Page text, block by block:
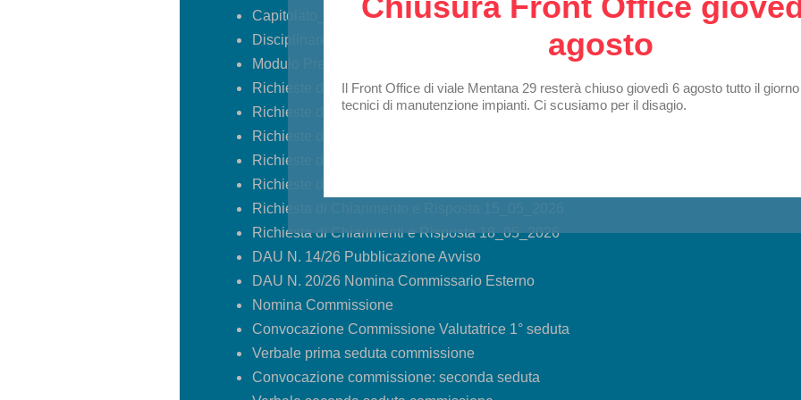
Capitolato_14_04_26
Disciplinare_14_04_26
Modulo Presentazione Istanza Aggiornato al 29_04_2026
Richieste di Chiarimenti e Risposte 29_04_2026
Richieste di Chiarimenti e Risposte 05_05_2026
Richieste di Chiarimenti e Risposte 11_05_2026
Richieste di Chiarimenti e Risposte 12_05_2026
Richieste di Chiarimenti e Risposte 13_05_2026
Richiesta di Chiarimento e Risposta 15_05_2026
Richiesta di Chiarimenti e Risposta 18_05_2026
DAU N. 14/26 Pubblicazione Avviso
DAU N. 20/26 Nomina Commissario Esterno
Nomina Commissione
Convocazione Commissione Valutatrice 1° seduta
Verbale prima seduta commissione
Convocazione commissione: seconda seduta
agosto
Il Front Office di viale Mentana 29 resterà chiuso giovedì 6 agosto tutto il
tecnici di manutenzione impianti. Ci scusiamo per il disagio.